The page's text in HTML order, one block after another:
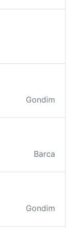
Gondim
Barca
Gondim